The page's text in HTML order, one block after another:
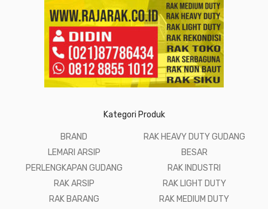
Kategori Produk
BRAND
LEMARI ARSIP
PERLENGKAPAN GUDANG
RAK ARSIP
RAK BARANG
RAK HEAVY DUTY GUDANG
BESAR
RAK INDUSTRI
RAK LIGHT DUTY
RAK MEDIUM DUTY